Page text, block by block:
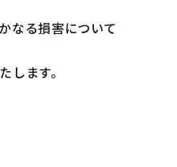
なる損害について
ます。